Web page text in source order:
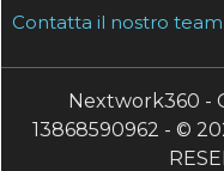
Contatta il nostro
Nextwork360 -
13868590962 - ©